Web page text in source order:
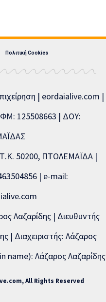
Πολιτική Cookies
| eordaialive.com |
125508663 | ΔΟΥ:
50200, ΠΤΟΛΕΜΑΪΔΑ |
| e-mail:
Λαζαρίδης | Διευθυντής
| Διαχειριστής: Λάζαρος
name): Λάζαρος Λαζαρίδης
All Rights Reserved